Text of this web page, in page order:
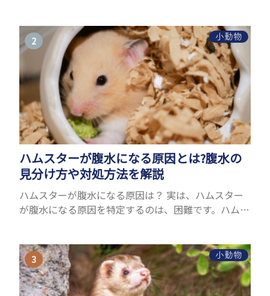
でしょうか...
小動物
ハムスターが腹水になる原因とは?腹水の
見分け方や対処方法を解説
ハムスターが腹水になる原因は？ 実は、ハムスター
が腹水になる原因を特定するのは、困難です。ハムス
理由はさま...
小動物